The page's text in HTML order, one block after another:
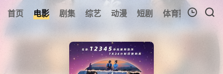
首页 电影 剧集 综艺 动漫 短剧 体育赛事 预告
我的观影记录